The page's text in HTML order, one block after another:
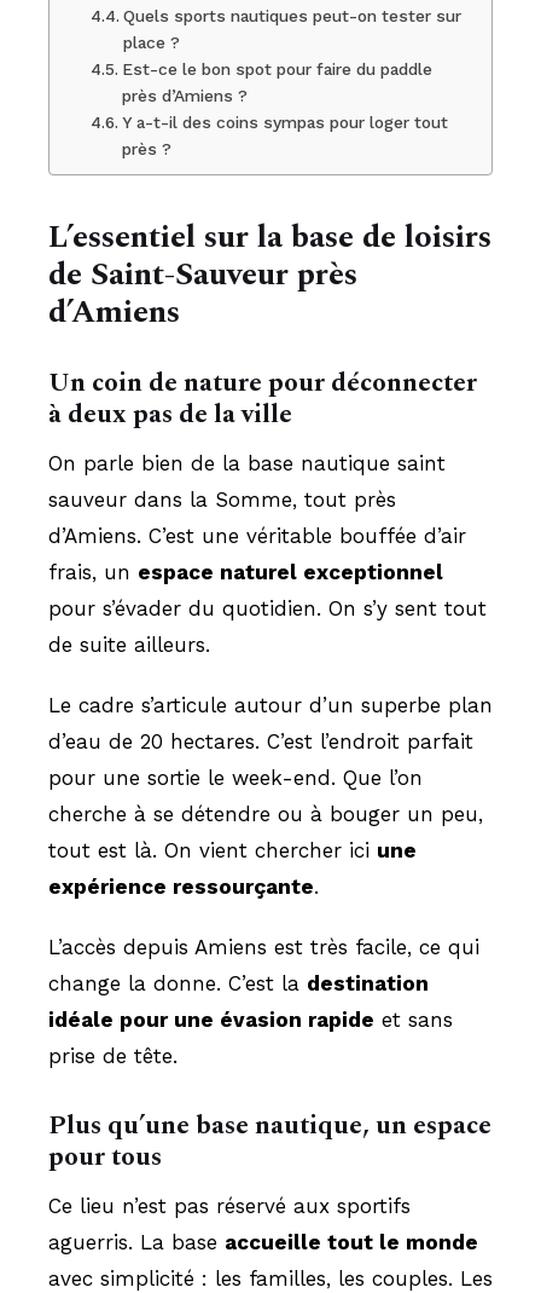
Quels sports nautiques peut-on tester sur
place ?
Est-ce le bon spot pour faire du paddle
près d’Amiens ?
Y a-t-il des coins sympas pour loger tout
près ?
L’essentiel sur la base de loisirs
de Saint-Sauveur près
d’Amiens
Un coin de nature pour déconnecter
à deux pas de la ville
On parle bien de la base nautique saint
sauveur dans la Somme, tout près
d’Amiens. C’est une véritable bouffée d’air
frais, un espace naturel exceptionnel
pour s’évader du quotidien. On s’y sent tout
de suite ailleurs.
Le cadre s’articule autour d’un superbe plan
d’eau de 20 hectares. C’est l’endroit parfait
pour une sortie le week-end. Que l’on
cherche à se détendre ou à bouger un peu,
tout est là. On vient chercher ici une
expérience ressourçante.
L’accès depuis Amiens est très facile, ce qui
change la donne. C’est la destination
idéale pour une évasion rapide et sans
prise de tête.
Plus qu’une base nautique, un espace
pour tous
Ce lieu n’est pas réservé aux sportifs
aguerris. La base accueille tout le monde
avec simplicité : les familles, les couples. Les